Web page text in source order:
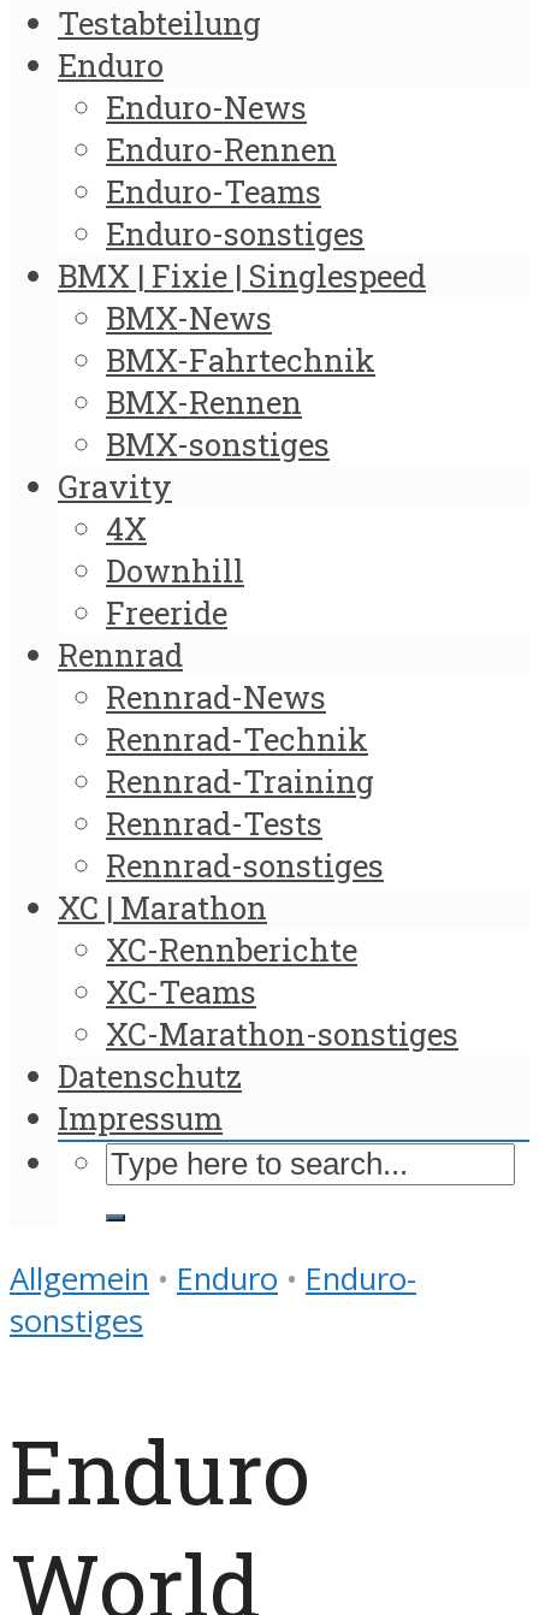
Testabteilung
Enduro
Enduro-News
Enduro-Rennen
Enduro-Teams
Enduro-sonstiges
BMX | Fixie | Singlespeed
BMX-News
BMX-Fahrtechnik
BMX-Rennen
BMX-sonstiges
Gravity
4X
Downhill
Freeride
Rennrad
Rennrad-News
Rennrad-Technik
Rennrad-Training
Rennrad-Tests
Rennrad-sonstiges
XC | Marathon
XC-Rennberichte
XC-Teams
XC-Marathon-sonstiges
Datenschutz
Impressum
Allgemein • Enduro • Enduro-
sonstiges
Enduro
World